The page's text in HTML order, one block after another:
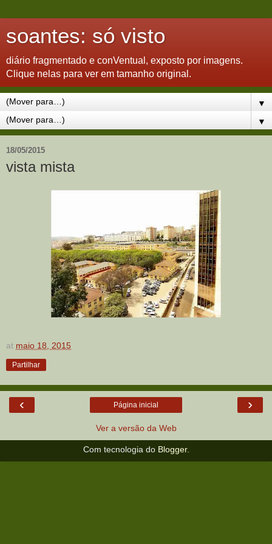
soantes: só visto
diário fragmentado e conVentual, exposto por imagens.
Clique nelas para ver em tamanho original.
▼
▼
18/05/2015
vista mista
at maio 18, 2015
Partilhar
‹ ›
Página inicial
Ver a versão da Web
Com tecnologia do Blogger.